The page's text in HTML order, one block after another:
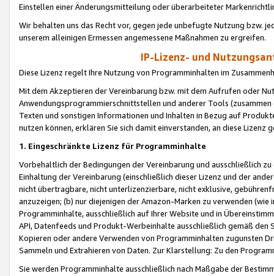
Einstellen einer Änderungsmitteilung oder überarbeiteter
Wir behalten uns das Recht vor, gegen jede unbefugte Nutzung bzw.
unserem alleinigen Ermessen angemessene Maßnahmen zu ergreifen.
IP-Lizenz- und
Diese Lizenz regelt Ihre Nutzung von Programminhalten im
Mit dem Akzeptieren der Vereinbarung bzw. mit dem Aufrufen oder
Anwendungsprogrammierschnittstellen und anderer Tools (zusammen
Texten und sonstigen Informationen und Inhalten in Bezug auf
nutzen können, erklären Sie sich damit einverstanden, an diese Lizenz
1. Eingeschränkte Lizenz für Programminhalte
Vorbehaltlich der Bedingungen der Vereinbarung und ausschließlich
Einhaltung der Vereinbarung (einschließlich dieser Lizenz und der
nicht übertragbare, nicht unterlizenzierbare, nicht exklusive,
anzuzeigen; (b) nur diejenigen der Amazon-Marken zu verwenden
Programminhalte, ausschließlich auf Ihrer Website und in
API, Datenfeeds und Produkt-Werbeinhalte ausschließlich gemäß
Kopieren oder andere Verwenden von Programminhalten zugunsten
Sammeln und Extrahieren von Daten. Zur Klarstellung: Zu den
Sie werden Programminhalte ausschließlich nach Maßgabe der